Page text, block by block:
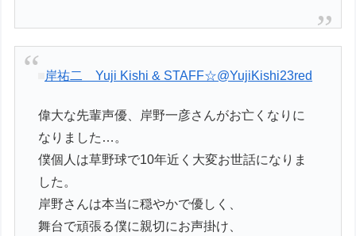
岸祐二 Yuji Kishi & STAFF☆@YujiKishi23red
偉大な先輩声優、岸野一彦さんがお亡くなりに
なりました…。
僕個人は草野球で10年近く大変お世話になりま
した。
岸野さんは本当に穏やかで優しく、
舞台で頑張る僕に親切にお声掛け、